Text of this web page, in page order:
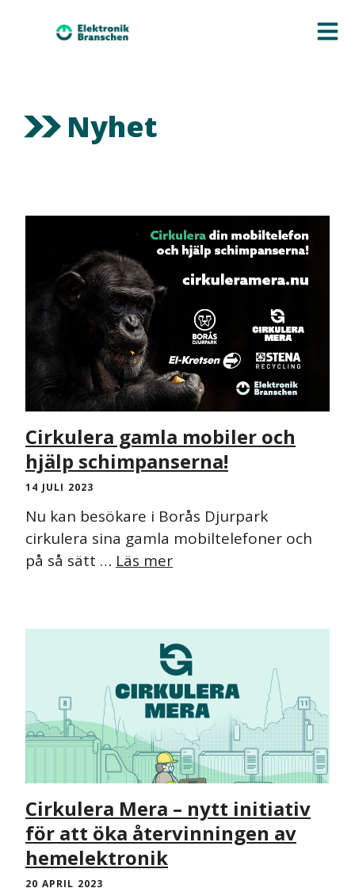
Nyhet
Cirkulera gamla mobiler och
hjälp schimpanserna!
14 JULI 2023
Nu kan besökare i Borås Djurpark
cirkulera sina gamla mobiltelefoner och
på så sätt … Läs mer
Cirkulera Mera – nytt initiativ
för att öka återvinningen av
hemelektronik
20 APRIL 2023